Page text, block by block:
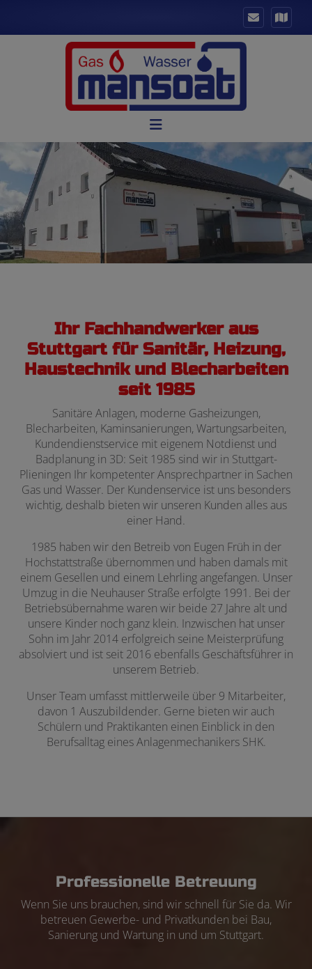
Ihr Fachhandwerker aus
Stuttgart für Sanitär, Heizung,
Haustechnik und Blecharbeiten
seit 1985
Sanitäre Anlagen, moderne Gasheizungen,
Blecharbeiten, Kaminsanierungen, Wartungsarbeiten,
Kundendienstservice mit eigenem Notdienst und
Badplanung in 3D: Seit 1985 sind wir in Stuttgart-
Plieningen Ihr kompetenter Ansprechpartner in Sachen
Gas und Wasser. Der Kundenservice ist uns besonders
wichtig, deshalb bieten wir unseren Kunden alles aus
einer Hand.
1985 haben wir den Betreib von Eugen Früh in der
Hochstattstraße übernommen und haben damals mit
einem Gesellen und einem Lehrling angefangen. Unser
Umzug in die Neuhauser Straße erfolgte 1991. Bei der
Betriebsübernahme waren wir beide 27 Jahre alt und
unsere Kinder noch ganz klein. Inzwischen hat unser
Sohn im Jahr 2014 erfolgreich seine Meisterprüfung
absolviert und ist seit 2016 ebenfalls Geschäftsführer in
unserem Betrieb.
Unser Team umfasst mittlerweile über 9 Mitarbeiter,
davon 1 Auszubildender. Gerne bieten wir auch
Schülern und Praktikanten einen Einblick in den
Berufsalltag eines Anlagenmechanikers SHK.
Professionelle Betreuung
Wenn Sie uns brauchen, sind wir schnell für Sie da. Wir
betreuen Gewerbe- und Privatkunden bei Bau,
Sanierung und Wartung in und um Stuttgart.